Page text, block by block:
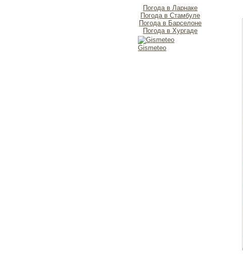
Погода в Ларнаке
Погода в Стамбуле
Погода в Барселоне
Погода в Хургаде
Gismeteo